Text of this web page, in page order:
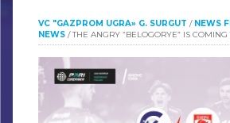
VC "GAZPROM UGRA» G. SURGUT / NEWS
NEWS /THE ANGRY “BELOGORYE” IS COMING